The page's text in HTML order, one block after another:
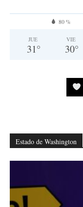
80 %
JUE
31°
VIE
30°
Estado de Washington